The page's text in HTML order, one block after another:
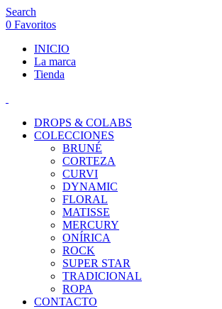
Search
0 Favoritos
INICIO
La marca
Tienda
DROPS & COLABS
COLECCIONES
BRUNÉ
CORTEZA
CURVI
DYNAMIC
FLORAL
MATISSE
MERCURY
ONÍRICA
ROCK
SUPER STAR
TRADICIONAL
ROPA
CONTACTO